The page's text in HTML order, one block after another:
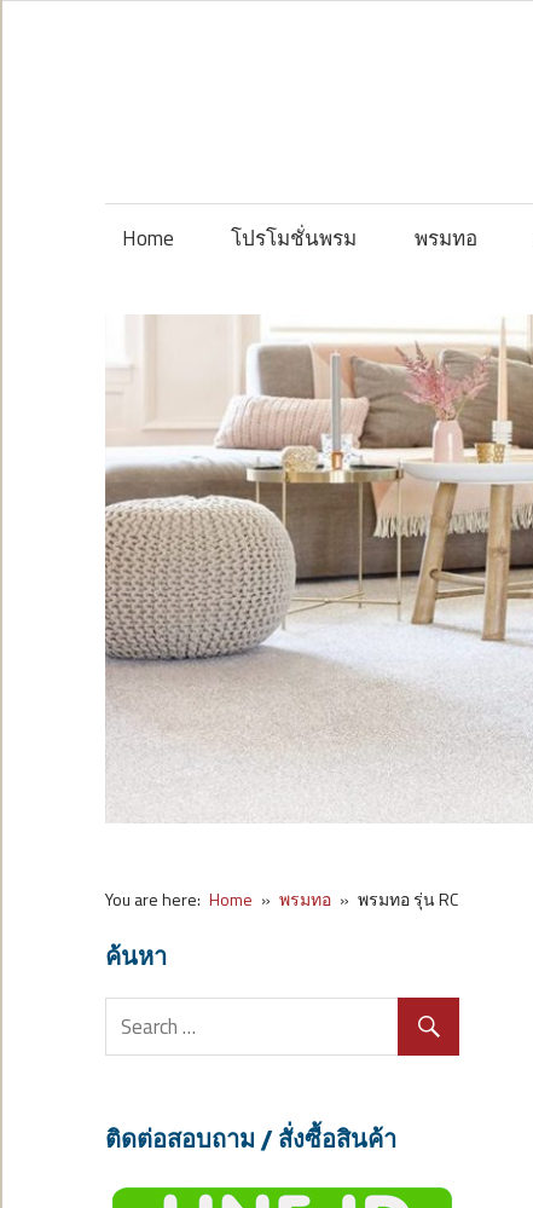
Home โปรโมชั่นพรม พรมทอ
You are here: Home พรมทอ พรมทอ รุ่น RC
ค้นหา
ติดต่อสอบถาม / สั่งซื้อสินค้า